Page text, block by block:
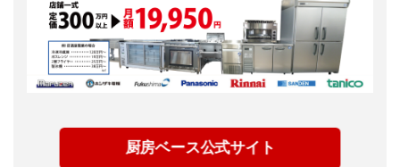
厨房ベース公式サイト